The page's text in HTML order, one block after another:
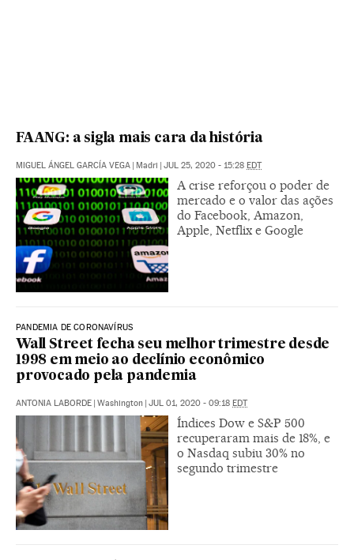
FAANG: a sigla mais cara da história
MIGUEL ÁNGEL GARCÍA VEGA | Madri | JUL 25, 2020 - 15:28 EDT
A crise reforçou o poder de
mercado e o valor das ações
do Facebook, Amazon,
Apple, Netflix e Google
PANDEMIA DE CORONAVÍRUS
Wall Street fecha seu melhor trimestre desde
1998 em meio ao declínio econômico
provocado pela pandemia
ANTONIA LABORDE | Washington | JUL 01, 2020 - 09:18 EDT
Índices Dow e S&P 500
recuperaram mais de 18%, e
o Nasdaq subiu 30% no
segundo trimestre